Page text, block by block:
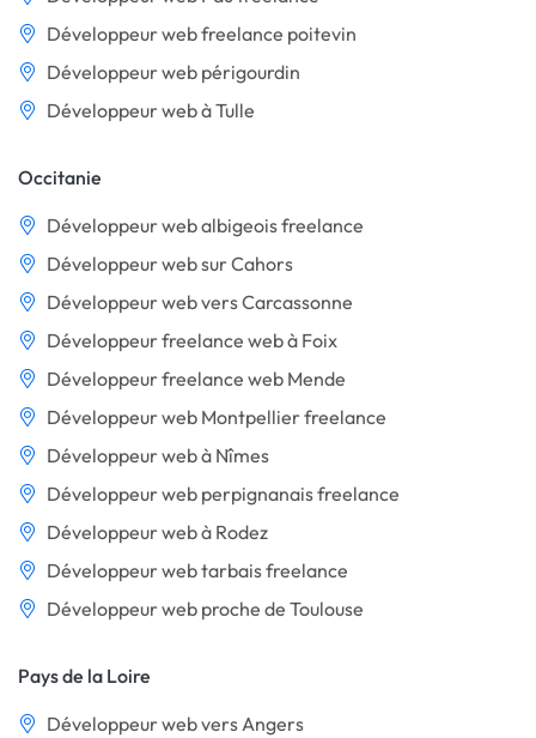
Développeur web freelance poitevin
Développeur web périgourdin
Développeur web à Tulle
Occitanie
Développeur web albigeois freelance
Développeur web sur Cahors
Développeur web vers Carcassonne
Développeur freelance web à Foix
Développeur freelance web Mende
Développeur web Montpellier freelance
Développeur web à Nîmes
Développeur web perpignanais freelance
Développeur web à Rodez
Développeur web tarbais freelance
Développeur web proche de Toulouse
Pays de la Loire
Développeur web vers Angers